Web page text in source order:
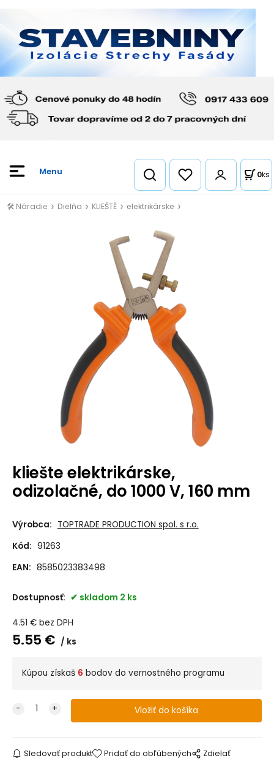
0ks
🛠️ Náradie Dielňa KLIEŠTĚ elektrikárske
kliešte elektrikárske,
odizolačné, do 1000 V, 160 mm
Výrobca: TOPTRADE PRODUCTION spol. s r.o.
Kód: 91263
EAN: 8585023383498
Dostupnosť: skladom 2 ks
4.51 € bez DPH
5.55 € ks
Kúpou získaš 6 bodov do vernostného programu
Sledovať produkt Pridať do obľúbených Zdielať